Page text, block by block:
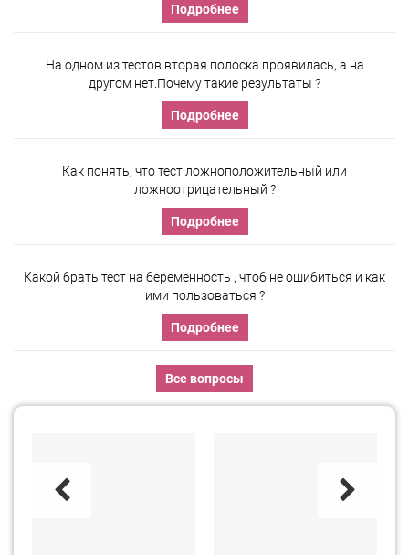
Подробнее
На одном из тестов вторая полоска проявилась, а на
другом нет.Почему такие результаты ?
Подробнее
Как понять, что тест ложноположительный или
ложноотрицательный ?
Подробнее
Какой брать тест на беременность , чтоб не ошибиться и как
ими пользоваться ?
Подробнее
Все вопросы